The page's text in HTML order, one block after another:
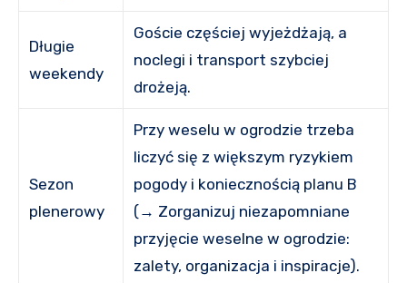
Długie
weekendy
Goście częściej wyjeżdżają, a
noclegi i transport szybciej
drożeją.
Sezon
plenerowy
Przy weselu w ogrodzie trzeba
liczyć się z większym ryzykiem
pogody i koniecznością planu B
(→ Zorganizuj niezapomniane
przyjęcie weselne w ogrodzie:
zalety, organizacja i inspiracje).